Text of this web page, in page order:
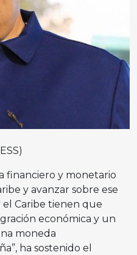
financiero y monetario
y avanzar sobre ese
el Caribe tienen que
económica y un
moneda
ha sostenido el